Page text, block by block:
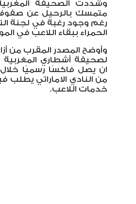
وشددت الصحيفة
متمسك بالرحيل عن صفوف
رغم وجود رغبة في لجنة
الحمراء ببقاء اللاعب في
وأوضح المصدر المقرب من
لصحيفة أشطاري المغربية
ان يصل فاكسًا رسميًا خلال
من النادي الاماراتي يطلب
خدمات اللاعب.